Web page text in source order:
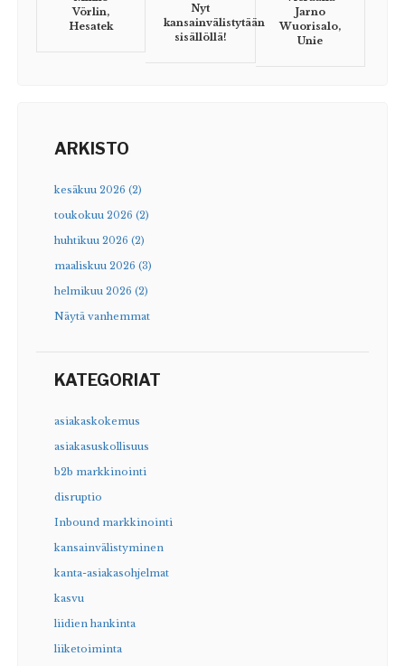
Vörlin,
Hesatek
Nyt
kansainvälistytään
sisällöllä!
Jarno
Wuorisalo,
Unie
ARKISTO
kesäkuu 2026 (2)
toukokuu 2026 (2)
huhtikuu 2026 (2)
maaliskuu 2026 (3)
helmikuu 2026 (2)
Näytä vanhemmat
KATEGORIAT
asiakaskokemus
asiakasuskollisuus
b2b markkinointi
disruptio
Inbound markkinointi
kansainvälistyminen
kanta-asiakasohjelmat
kasvu
liidien hankinta
liiketoiminta